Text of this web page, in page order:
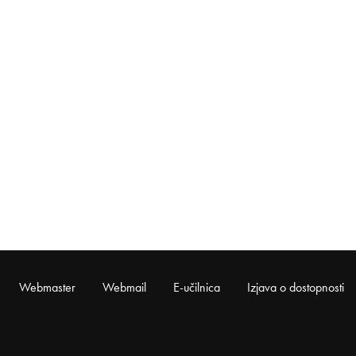
Webmaster Webmail E-učilnica Izjava o dostopnosti